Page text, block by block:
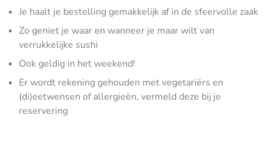
Je haalt je bestelling gemakkelijk af in de sfeervolle zaak
Zo geniet je waar en wanneer je maar wilt van
verrukkelijke sushi
Ook geldig in het weekend!
Er wordt rekening gehouden met vegetariërs en
(di)eetwensen of allergieën, vermeld deze bij je
reservering